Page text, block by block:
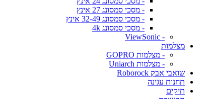
- מסכי סמסונג 27 אינץ
- מסכי סמסונג 32-49 אינץ
- מסכי סמסונג 4k
- ViewSonic
מצלמות
- מצלמות GOPRO
- מצלמות Uniarch
שואבי אבק Roborock
תחנות עגינה
תיקים